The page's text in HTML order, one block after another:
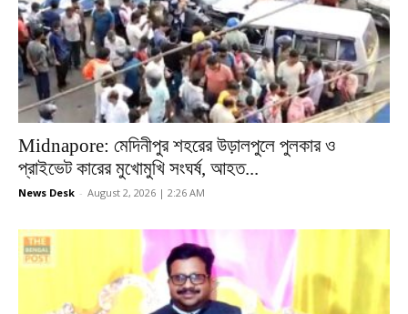
Midnapore: মেদিনীপুর শহরের উড়ালপুলে পুলকার ও
প্রাইভেট কারের মুখোমুখি সংঘর্ষ, আহত...
News Desk - August 2, 2026 | 2:26 AM